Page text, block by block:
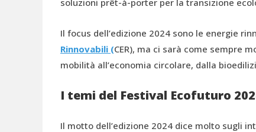
soluzioni prêt-à-porter per la transizione
Il focus dell’edizione 2024 sono le energie
Rinnovabili (CER), ma ci sarà come sempre
mobilità all’economia circolare, dalla
I temi del Festival Ecofuturo
Il motto dell’edizione 2024 dice molto sugli